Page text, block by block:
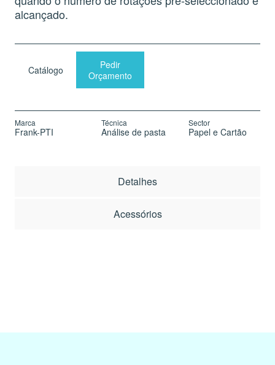
alcançado.
Catálogo
Pedir
Orçamento
Marca
Frank-PTI
Técnica
Análise de pasta
Sector
Papel e Cartão
Detalhes
Acessórios